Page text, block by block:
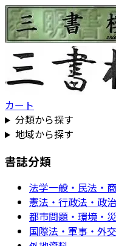
カート
分類から探す
地域から探す
書誌分類
法学一般・民法・
憲法・行政法・政
都市問題・環境・
国際法・軍事・外